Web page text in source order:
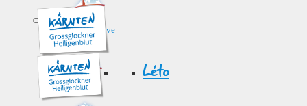
Sport & Active
Léto